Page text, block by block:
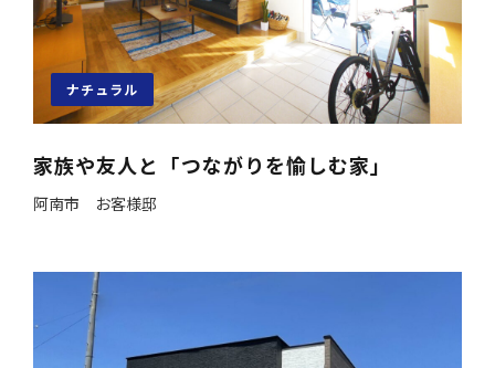
ナチュラル
家族や友人と「つながりを愉しむ家」
阿南市 お客様邸